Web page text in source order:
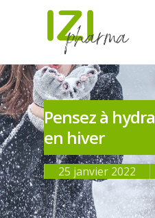
Pensez à
en hiver
25 janvier 2022